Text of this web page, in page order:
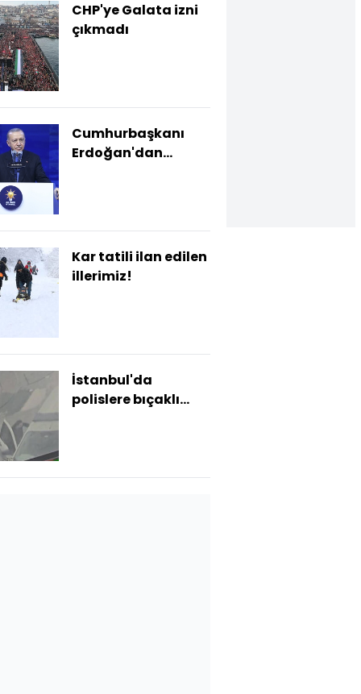
CHP'ye Galata izni
çıkmadı
Cumhurbaşkanı
Erdoğan'dan
Kar tatili ilan edilen
illerimiz!
İstanbul'da
polislere bıçaklı